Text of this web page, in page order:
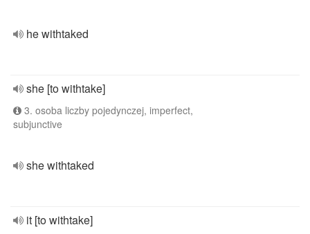
he withtaked
she [to withtake]
3. osoba liczby pojedynczej, imperfect,
subjunctive
she withtaked
it [to withtake]